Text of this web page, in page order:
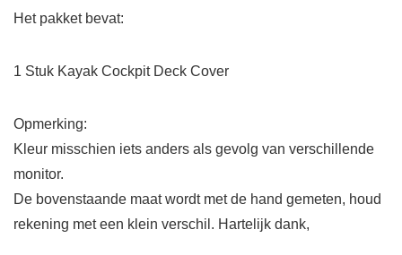
Het pakket bevat:
1 Stuk Kayak Cockpit Deck Cover
Opmerking:
Kleur misschien iets anders als gevolg van verschillende
monitor.
De bovenstaande maat wordt met de hand gemeten, houd
rekening met een klein verschil. Hartelijk dank,